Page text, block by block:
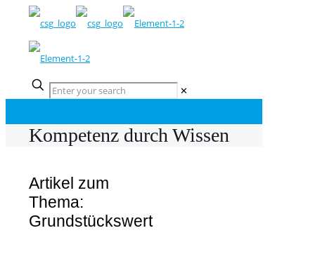
✕
Kompetenz durch Wissen
Artikel zum
Thema:
Grundstückswert